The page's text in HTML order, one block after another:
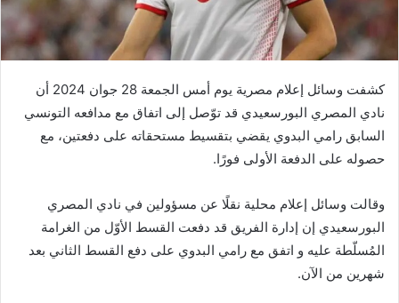
كشفت وسائل إعلام مصرية يوم أمس الجمعة 28 جوان 2024 أن
نادي المصري البورسعيدي قد توّصل إلى اتفاق مع مدافعه التونسي
السابق رامي البدوي يقضي بتقسيط مستحقاته على دفعتين، مع
حصوله على الدفعة الأولى فورًا.
وقالت وسائل إعلام محلية نقلًا عن مسؤولين في نادي المصري
البورسعيدي إن إدارة الفريق قد دفعت القسط الأوّل من الغرامة
المُسلّطة عليه و اتفق مع رامي البدوي على دفع القسط الثاني بعد
شهرين من الآن.